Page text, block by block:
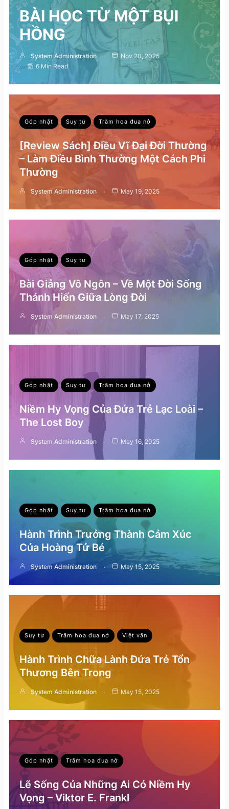
BÀI HỌC TỪ MỘT BỤI
HỒNG
System Administration
Nov 20, 2025
6 Min Read
Góp nhặt Suy tư Trăm hoa đua nở
[Review Sách] Điều Vĩ Đại Đời Thường
– Làm Điều Bình Thường Một Cách Phi
Thường
System Administration May 19, 2025
Góp nhặt Suy tư
Bài Giảng Vô Ngôn – Về Một Đời Sống
Thánh Hiến Giữa Lòng Đời
System Administration May 17, 2025
Góp nhặt Suy tư Trăm hoa đua nở
Niềm Hy Vọng Của Đứa Trẻ Lạc Loài –
The Lost Boy
System Administration May 16, 2025
Góp nhặt Suy tư Trăm hoa đua nở
Hành Trình Trưởng Thành Cảm Xúc
Của Hoàng Tử Bé
System Administration May 15, 2025
Suy tư Trăm hoa đua nở Việt văn
Hành Trình Chữa Lành Đứa Trẻ Tổn
Thương Bên Trong
System Administration May 15, 2025
Góp nhặt Trăm hoa đua nở
Lẽ Sống Của Những Ai Có Niềm Hy
Vọng – Viktor E. Frankl